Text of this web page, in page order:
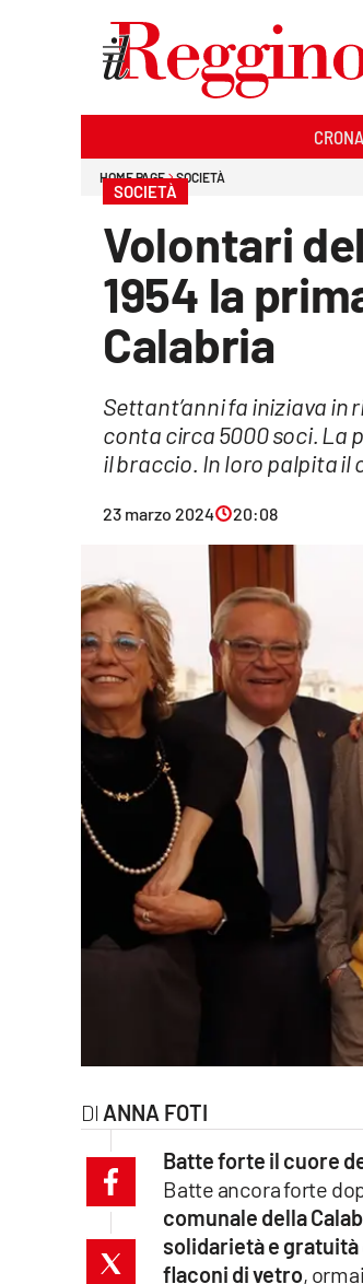
Economia e lavoro
Streaming
Lac Network
catanzarochannel.it
HOME PAGE SOCIETÀ
SOCIETÀ
Volontari
1954 la
Calabria
Settant’anni fa iniziava in
conta circa 5000 soci. La
il braccio. In loro palpita
23 marzo 2024 20:08
ANNA FOTI
Batte forte il cuore
Batte ancora forte
comunale della
solidarietà e gratuità
flaconi di vetro,